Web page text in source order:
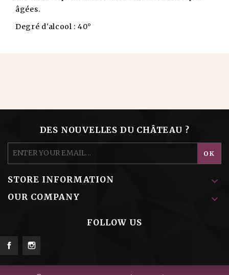
âgées.
Degré d'alcool : 40°
DES NOUVELLES DU CHÂTEAU ?
STORE INFORMATION 
OUR COMPANY 
FOLLOW US
Facebook